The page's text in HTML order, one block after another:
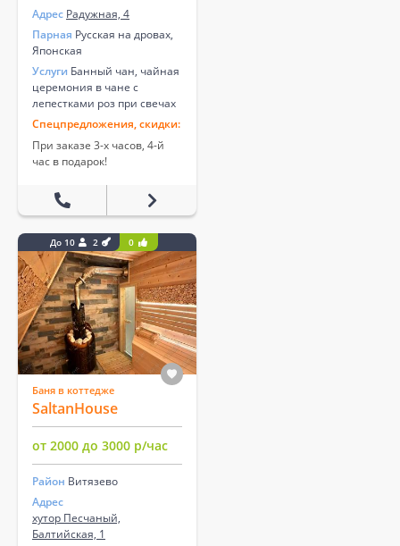
Адрес Радужная, 4
Парная Русская на дровах,
Японская
Услуги Банный чан, чайная
церемония в чане с
лепестками роз при свечах
Спецпредложения, скидки:
При заказе 3-х часов, 4-й
час в подарок!
До 10 2 0
Баня в коттедже
SaltanHouse
от 2000 до 3000 р/час
Район Витязево
Адрес
хутор Песчаный,
Балтийская, 1